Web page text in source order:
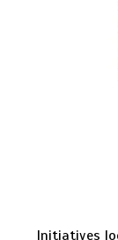
Initiatives